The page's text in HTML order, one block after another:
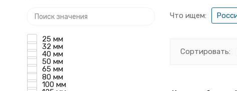
Что ищем:
Сортировать:
25 мм
32 мм
40 мм
50 мм
65 мм
80 мм
100 мм